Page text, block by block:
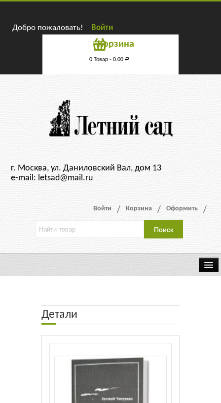
Добро пожаловать! Войти
Корзина
0 Товар - 0.00 Р
г. Москва, ул. Даниловский Вал, дом 13
e-mail: letsad@mail.ru
Войти Корзина Оформить
Контакты
Детали